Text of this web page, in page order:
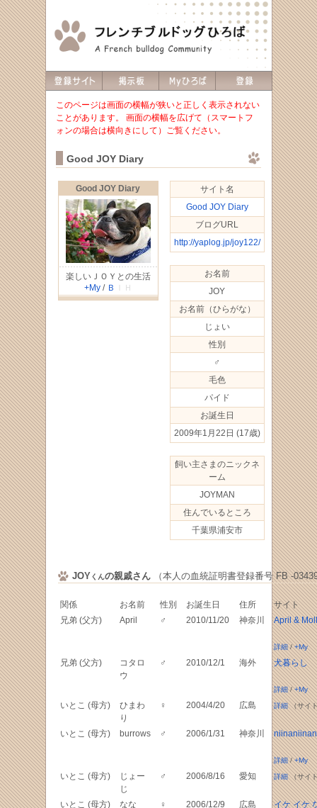
このページは画面の横幅が狭いと正しく表示されない
ことがあります。 画面の横幅を広げて（スマートフ
ォンの場合は横向きにして）ご覧ください。
Good JOY Diary
Good JOY Diary
楽しいＪＯＹとの生活
+My/ Ｂ ＩＨ
サイト名
Good JOY Diary
ブログURL
http://yaplog.jp/joy122/
お名前
JOY
お名前（ひらがな）
じょい
性別
♂
毛色
パイド
お誕生日
2009年1月22日 (17歳)
飼い主さまのニックネ
ーム
JOYMAN
住んでいるところ
千葉県浦安市
JOY くんの親戚さん（本人の血統証明書登録番号 FB -
関係 お名前 性別 お誕生日 住所
サイト
兄弟 (父方)
April ♂ 2010/11/20 神奈川 April &
詳細/+My
兄弟 (父方)
コタロ
ウ
♂ 2010/12/1 海外 犬暮らし
詳細/+My
いとこ (母方)
ひまわ
り
♀ 2004/4/20 広島 詳細（サイ
いとこ (母方) burrows ♂ 2006/1/31 神奈川
詳細/+My
いとこ (母方)
じょー
じ
♂ 2006/8/16 愛知 詳細（サイ
いとこ (母方) なな ♀ 2006/12/9 広島 イケ イケ